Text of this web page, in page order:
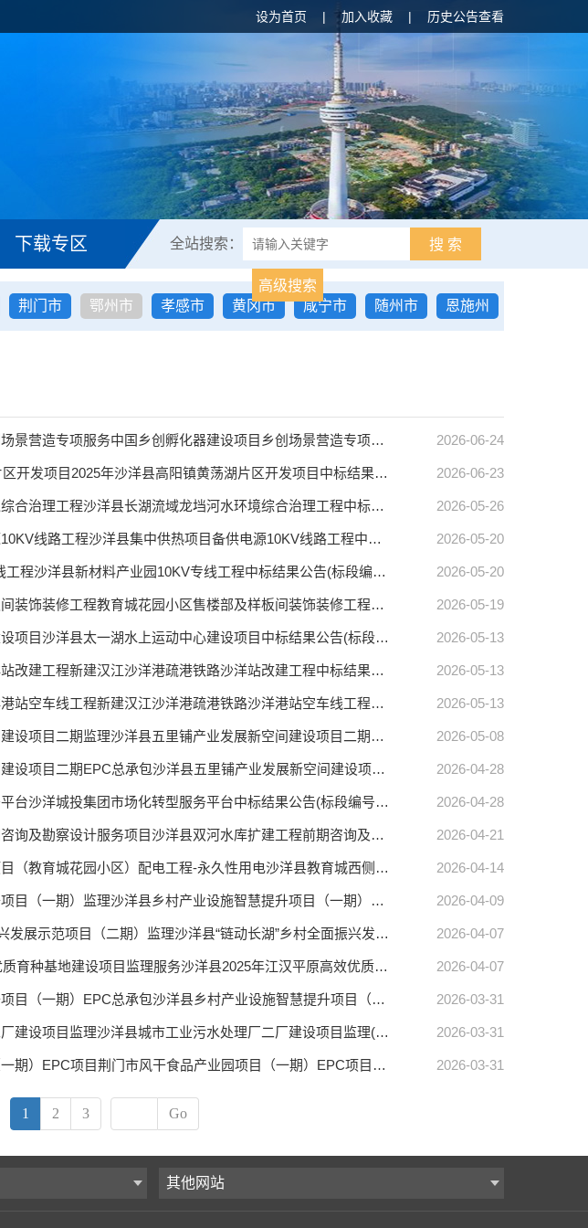
设为首页 | 加入收藏 | 历史公告查看
下载专区 全站搜索： 搜 索
高级搜索
荆门市 鄂州市 孝感市 黄冈市 咸宁市 随州市
恩施州
【沙洋县中心】中国乡创孵化器建设项目乡创场景营造专项服务中国乡创孵化器建设项目乡创场景营造专项服务中标结果公告(标段编号HBSH-202605QT-002001001) 2026-06-24
【沙洋县中心】2025年沙洋县高阳镇黄荡湖片区开发项目2025年沙洋县高阳镇黄荡湖片区开发项目中标结果公告(标段编号HBSH-202605QG-013001001) 2026-06-23
【沙洋县中心】沙洋县长湖流域龙垱河水环境综合治理工程沙洋县长湖流域龙垱河水环境综合治理工程中标结果公告(标段编号HBSH-202604SZ-006001001) 2026-05-26
【沙洋县中心】沙洋县集中供热项目备供电源10KV线路工程沙洋县集中供热项目备供电源10KV线路工程中标结果公告(标段编号HBSH-202604QG-011001001) 2026-05-20
【沙洋县中心】沙洋县新材料产业园10KV专线工程沙洋县新材料产业园10KV专线工程中标结果公告(标段编号HBSH-202604QG-012001001) 2026-05-20
【沙洋县中心】教育城花园小区售楼部及样板间装饰装修工程教育城花园小区售楼部及样板间装饰装修工程中标结果公告(标段编号HBSH-202603FJ-008001001) 2026-05-19
【沙洋县中心】沙洋县太一湖水上运动中心建设项目沙洋县太一湖水上运动中心建设项目中标结果公告(标段编号HBSH-202604SZ-007001001) 2026-05-13
【沙洋县中心】新建汉江沙洋港疏港铁路沙洋站改建工程新建汉江沙洋港疏港铁路沙洋站改建工程中标结果公告(标段编号HBSH-202604TL-001001001) 2026-05-13
【沙洋县中心】新建汉江沙洋港疏港铁路沙洋港站空车线工程新建汉江沙洋港疏港铁路沙洋港站空车线工程中标结果公告(标段编号HBSH-202604TL-002001001) 2026-05-13
【沙洋县中心】沙洋县五里铺产业发展新空间建设项目二期监理沙洋县五里铺产业发展新空间建设项目二期监理中标结果公告(标段编号HBSH-202603FJ-009001001) 2026-05-08
【沙洋县中心】沙洋县五里铺产业发展新空间建设项目二期EPC总承包沙洋县五里铺产业发展新空间建设项目二期EPC总承包中标结果公告(标段编号HBSH-202603FJ-007001001) 2026-04-28
【沙洋县中心】沙洋城投集团市场化转型服务平台沙洋城投集团市场化转型服务平台中标结果公告(标段编号HBSH-202603QT-001001001) 2026-04-28
【沙洋县中心】沙洋县双河水库扩建工程前期咨询及勘察设计服务项目沙洋县双河水库扩建工程前期咨询及勘察设计服务项目中标结果公告(标段编号HBSH-202603SL-004001001) 2026-04-21
【沙洋县中心】沙洋县教育城西侧配套商住项目（教育城花园小区）配电工程-永久性用电沙洋县教育城西侧配套商住项目（教育城花园小区）配电工程-永久性用电中标结果公告(标段编号HBSH-202603QG-010001001) 2026-04-14
【沙洋县中心】沙洋县乡村产业设施智慧提升项目（一期）监理沙洋县乡村产业设施智慧提升项目（一期）监理中标结果公告(标段编号HBSH-202603FJ-006001001) 2026-04-09
【沙洋县中心】沙洋县“链动长湖”乡村全面振兴发展示范项目（二期）监理沙洋县“链动长湖”乡村全面振兴发展示范项目（二期）监理(第二次)中标结果公告(标段编号HBSH-202601QG-005001002) 2026-04-07
【沙洋县中心】沙洋县2025年江汉平原高效优质育种基地建设项目监理服务沙洋县2025年江汉平原高效优质育种基地建设项目监理服务(第二次)中标结果公告(标段编号HBSH-202601FJ-002001002) 2026-04-07
【沙洋县中心】沙洋县乡村产业设施智慧提升项目（一期）EPC总承包沙洋县乡村产业设施智慧提升项目（一期）EPC总承包中标结果公告(标段编号HBSH-202602FJ-004001001) 2026-03-31
【沙洋县中心】沙洋县城市工业污水处理厂二厂建设项目监理沙洋县城市工业污水处理厂二厂建设项目监理(第二次)中标结果公告(标段编号HBSH-202601SZ-005001002) 2026-03-31
【沙洋县中心】荆门市风干食品产业园项目（一期）EPC项目荆门市风干食品产业园项目（一期）EPC项目中标结果公告(标段编号HBSH-202602FJ-005001001) 2026-03-31
1 2 3 Go
其他网站